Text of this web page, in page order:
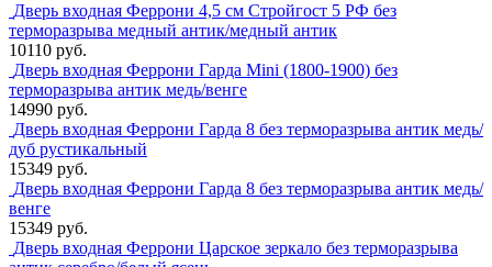
Дверь входная Феррони 4,5 см Стройгост 5 РФ без
терморазрыва медный антик/медный антик
10110 руб.
Дверь входная Феррони Гарда Mini (1800-1900) без
терморазрыва антик медь/венге
14990 руб.
Дверь входная Феррони Гарда 8 без терморазрыва антик медь/
дуб рустикальный
15349 руб.
Дверь входная Феррони Гарда 8 без терморазрыва антик медь/
венге
15349 руб.
Дверь входная Феррони Царское зеркало без терморазрыва